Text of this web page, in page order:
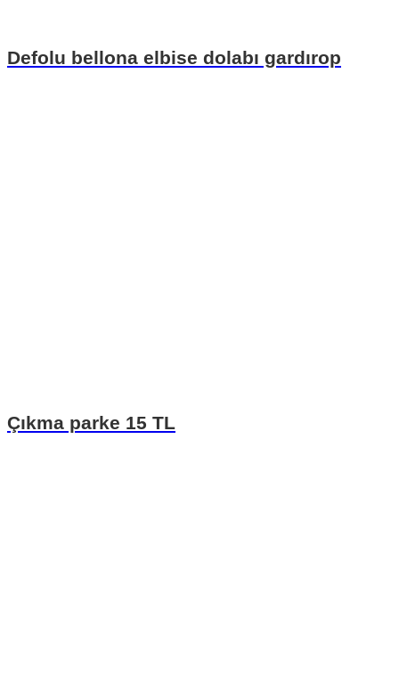
Defolu bellona elbise dolabı gardırop
Çıkma parke 15 TL